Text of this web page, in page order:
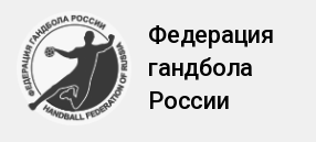
Федерация
гандбола
России